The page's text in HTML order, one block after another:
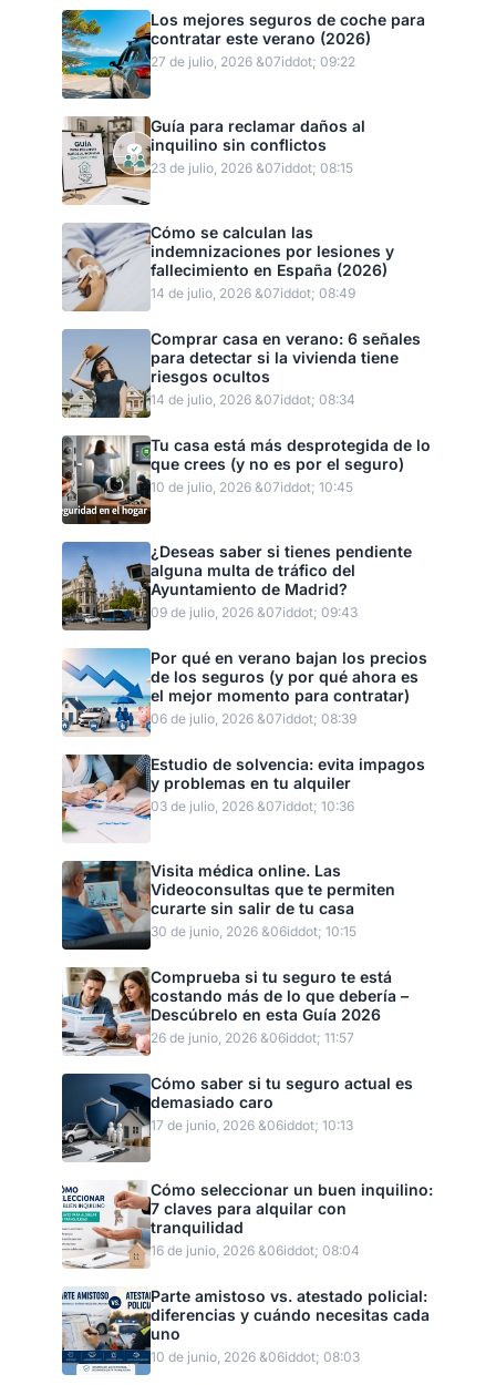
Los mejores seguros de coche para
contratar este verano (2026)
27 de julio, 2026 &07iddot; 09:22
Guía para reclamar daños al
inquilino sin conflictos
23 de julio, 2026 &07iddot; 08:15
Cómo se calculan las
indemnizaciones por lesiones y
fallecimiento en España (2026)
14 de julio, 2026 &07iddot; 08:49
Comprar casa en verano: 6 señales
para detectar si la vivienda tiene
riesgos ocultos
14 de julio, 2026 &07iddot; 08:34
Tu casa está más desprotegida de lo
que crees (y no es por el seguro)
10 de julio, 2026 &07iddot; 10:45
¿Deseas saber si tienes pendiente
alguna multa de tráfico del
Ayuntamiento de Madrid?
09 de julio, 2026 &07iddot; 09:43
Por qué en verano bajan los precios
de los seguros (y por qué ahora es
el mejor momento para contratar)
06 de julio, 2026 &07iddot; 08:39
Estudio de solvencia: evita impagos
y problemas en tu alquiler
03 de julio, 2026 &07iddot; 10:36
Visita médica online. Las
Videoconsultas que te permiten
curarte sin salir de tu casa
30 de junio, 2026 &06iddot; 10:15
Comprueba si tu seguro te está
costando más de lo que debería –
Descúbrelo en esta Guía 2026
26 de junio, 2026 &06iddot; 11:57
Cómo saber si tu seguro actual es
demasiado caro
17 de junio, 2026 &06iddot; 10:13
Cómo seleccionar un buen inquilino:
7 claves para alquilar con
tranquilidad
16 de junio, 2026 &06iddot; 08:04
Parte amistoso vs. atestado policial:
diferencias y cuándo necesitas cada
uno
10 de junio, 2026 &06iddot; 08:03